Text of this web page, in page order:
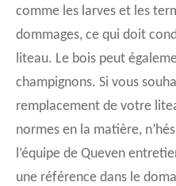
comme les larves et les
dommages, ce qui doit
liteau. Le bois peut
champignons. Si vous
remplacement de votre
normes en la matière,
l’équipe de Queven
une référence dans le